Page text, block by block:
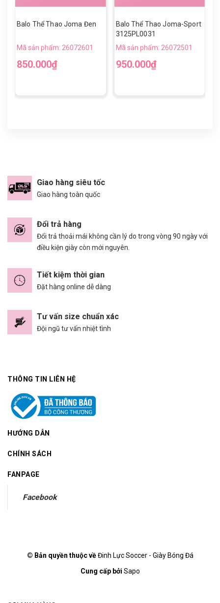
Balo Thể Thao Joma Đen
Mã sản phẩm: 26072601
850.000₫
Balo Thể Thao Joma-Sport
3125PL0031
Mã sản phẩm: 26072501
950.000₫
Giao hàng siêu tốc
Giao hàng toàn quốc
Đổi trả hàng
Đổi trả thoải mái không cần lý do trong vòng 90 ngày với
điều kiện giày còn mới nguyên.
Tiết kiệm thời gian
Đặt hàng online dễ dàng
Tư vấn size chuẩn xác
Đội ngũ tư vấn nhiệt tình
THÔNG TIN LIÊN HỆ
HƯỚNG DẪN
CHÍNH SÁCH
FANPAGE
Facebook
© Bản quyền thuộc vềĐinh Lực Soccer - Giày Bóng Đá
Cung cấp bởi Sapo